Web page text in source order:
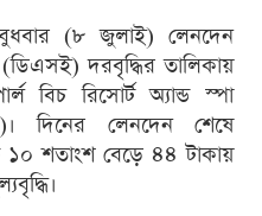
বুধবার (৮ জুলাই) লেনদেন
(ডিএসই) দরবৃদ্ধির তালিকায়
বিচ রিসোর্ট অ্যান্ড স্পা
দিনের লেনদেন শেষে
১০ শতাংশ বেড়ে ৪৪ টাকায়